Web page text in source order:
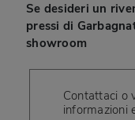
Se desideri un
pressi di
showroom
Contattaci o
informazioni